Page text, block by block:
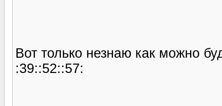
Вот только незнаю как можно
:39::52::57: